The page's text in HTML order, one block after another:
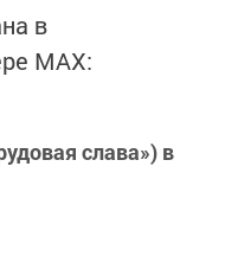
в
MАХ:
слава») в